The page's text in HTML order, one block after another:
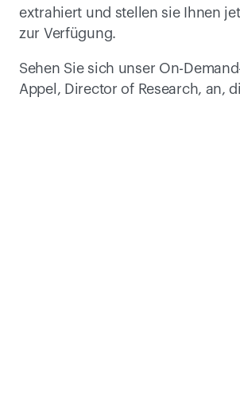
extrahiert und stellen sie Ihnen
zur Verfügung.
Sehen Sie sich unser On-
Appel, Director of Research, an,